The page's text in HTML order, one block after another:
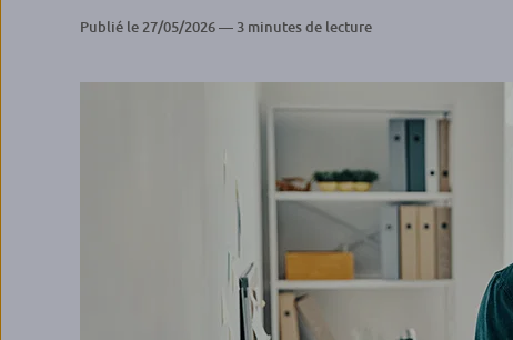
Publié le 27/05/2026 — 3 minutes de lecture